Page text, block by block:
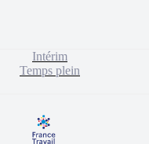
Intérim
Temps plein